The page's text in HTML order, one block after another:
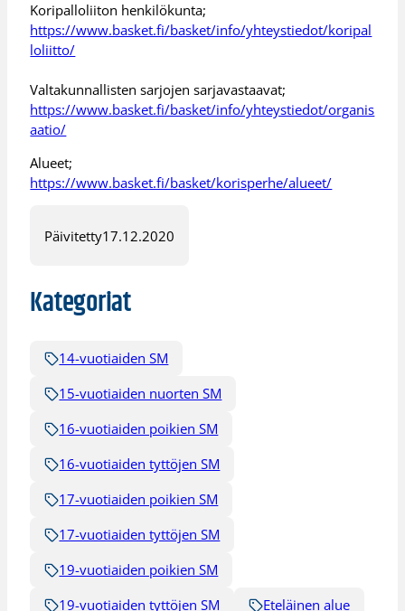
Koripalloliiton henkilökunta;
https://www.basket.fi/basket/info/yhteystiedot/koripal
loliitto/
Valtakunnallisten sarjojen sarjavastaavat;
https://www.basket.fi/basket/info/yhteystiedot/organis
aatio/
Alueet;
https://www.basket.fi/basket/korisperhe/alueet/
Päivitetty17.12.2020
Kategoriat
14-vuotiaiden SM
15-vuotiaiden nuorten SM
16-vuotiaiden poikien SM
16-vuotiaiden tyttöjen SM
17-vuotiaiden poikien SM
17-vuotiaiden tyttöjen SM
19-vuotiaiden poikien SM
19-vuotiaiden tyttöjen SM
Eteläinen alue